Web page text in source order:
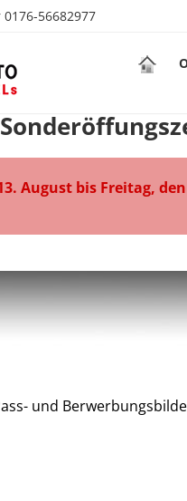
0176-56682977
August bis Freitag,
und